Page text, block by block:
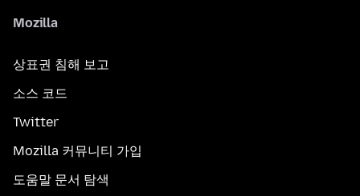
Mozilla
상표권 침해 보고
소스 코드
Twitter
Mozilla 커뮤니티 가입
도움말 문서 탐색